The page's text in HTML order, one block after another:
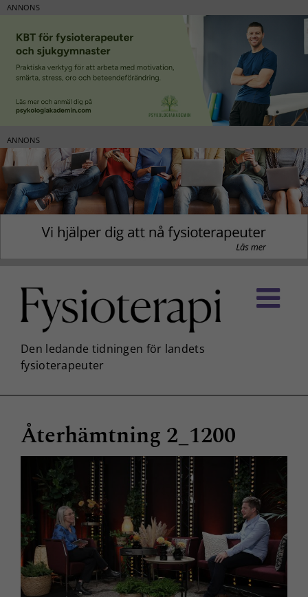
ANNONS
ANNONS
innehållet
Återhämtning 2_1200